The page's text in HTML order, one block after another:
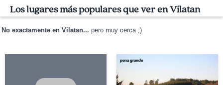
Los lugares más populares que ver en Vilatan
No exactamente en Vilatan... pero muy cerca ;)
pena grande